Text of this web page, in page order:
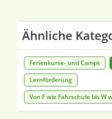
Ähnliche
Ferienkurse- und Camps
Lernförderung
Von F wie Fahrschule bis W